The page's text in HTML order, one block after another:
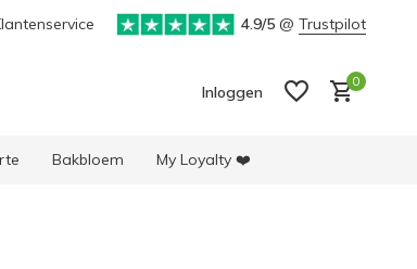
4.9/5 @ Trustpilot
Inloggen
0
Bakbloem My Loyalty ❤️